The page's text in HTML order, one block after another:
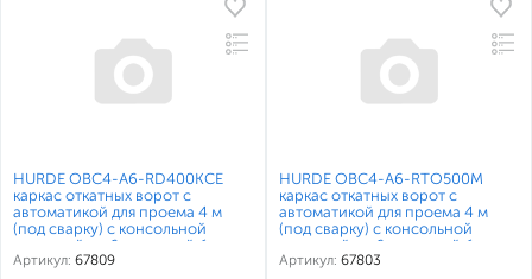
HURDE ОВС4-А6-RD400KCE
каркас откатных ворот с
автоматикой для проема 4 м
(под сварку) с консольной
системой на 6 метровой балке
Алютех
Артикул: 67809
HURDE ОВС4-А6-RTO500M
каркас откатных ворот с
автоматикой для проема 4 м
(под сварку) с консольной
системой на 6 метровой балке
Алютех
Артикул: 67803